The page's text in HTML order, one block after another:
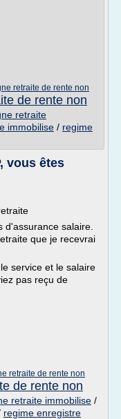
retraite de rente non
de rente non
retraite
immobilise / regime
vous êtes
d'assurance salaire.
que je recevrai
service et le salaire
pas reçu de
retraite de rente non
de rente non
retraite immobilise /
regime enregistre